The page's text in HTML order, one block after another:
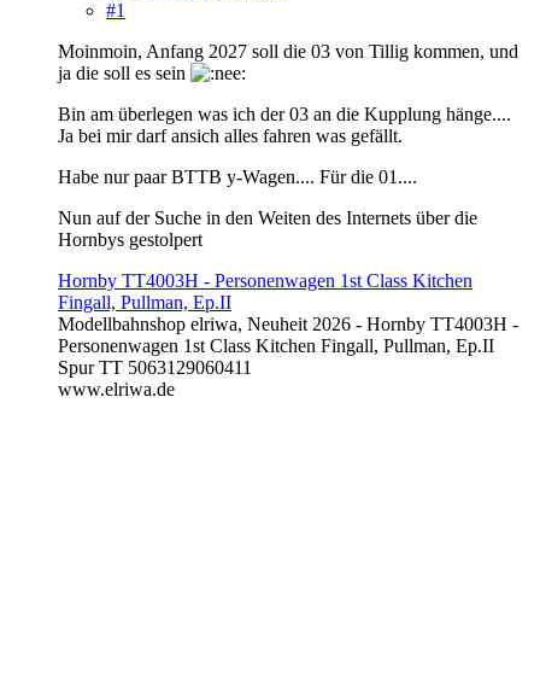
#1
Moinmoin, Anfang 2027 soll die 03 von Tillig kommen, und
ja die soll es sein
Bin am überlegen was ich der 03 an die Kupplung hänge....
Ja bei mir darf ansich alles fahren was gefällt.
Habe nur paar BTTB y-Wagen.... Für die 01....
Nun auf der Suche in den Weiten des Internets über die
Hornbys gestolpert
Hornby TT4003H - Personenwagen 1st Class Kitchen
Fingall, Pullman, Ep.II
Modellbahnshop elriwa, Neuheit 2026 - Hornby TT4003H -
Personenwagen 1st Class Kitchen Fingall, Pullman, Ep.II
Spur TT 5063129060411
www.elriwa.de